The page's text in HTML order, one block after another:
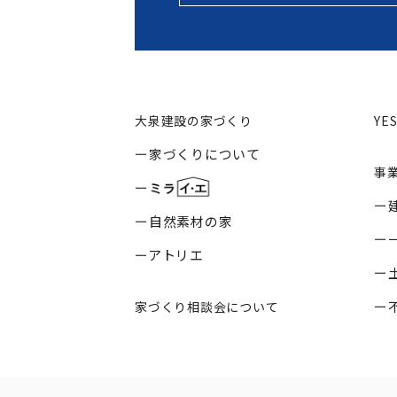
大泉建設の家づくり
家づくりについて
自然素材の家
アトリエ
家づくり相談会について
事